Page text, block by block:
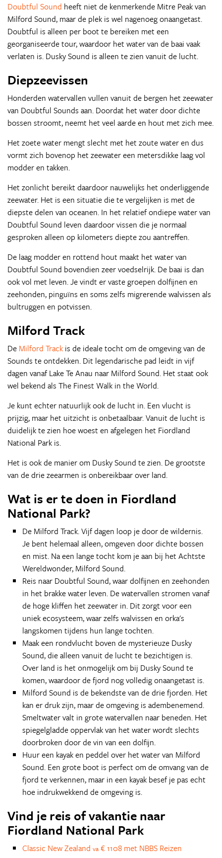
Doubtful Sound heeft niet de kenmerkende Mitre Peak van
Milford Sound, maar de plek is wel nagenoeg onaangetast.
Doubtful is alleen per boot te bereiken met een
georganiseerde tour, waardoor het water van de baai vaak
verlaten is. Dusky Sound is alleen te zien vanuit de lucht.
Diepzeevissen
Honderden watervallen vullen vanuit de bergen het zeewater
van Doubtful Sounds aan. Doordat het water door dichte
bossen stroomt, neemt het veel aarde en hout met zich mee.
Het zoete water mengt slecht met het zoute water en dus
vormt zich bovenop het zeewater een metersdikke laag vol
modder en takken.
Het zonlicht bereikt daardoor nauwelijks het onderliggende
zeewater. Het is een situatie die te vergelijken is met de
diepste delen van oceanen. In het relatief ondiepe water van
Doubtful Sound leven daardoor vissen die je normaal
gesproken alleen op kilometers diepte zou aantreffen.
De laag modder en rottend hout maakt het water van
Doubtful Sound bovendien zeer voedselrijk. De baai is dan
ook vol met leven. Je vindt er vaste groepen dolfijnen en
zeehonden, pinguïns en soms zelfs migrerende walvissen als
bultruggen en potvissen.
Milford Track
De Milford Track is de ideale tocht om de omgeving van de
Sounds te ontdekken. Dit legendarische pad leidt in vijf
dagen vanaf Lake Te Anau naar Milford Sound. Het staat ook
wel bekend als The Finest Walk in the World.
Je kunt echter natuurlijk ook de lucht in. Een vlucht is
prijzig, maar het uitzicht is onbetaalbaar. Vanuit de lucht is
duidelijk te zien hoe woest en afgelegen het Fiordland
National Park is.
Het is ook de manier om Dusky Sound te zien. De grootste
van de drie zeearmen is onbereikbaar over land.
Wat is er te doen in Fiordland
National Park?
De Milford Track. Vijf dagen loop je door de wildernis.
Je bent helemaal alleen, omgeven door dichte bossen
en mist. Na een lange tocht kom je aan bij het Achtste
Wereldwonder, Milford Sound.
Reis naar Doubtful Sound, waar dolfijnen en zeehonden
in het brakke water leven. De watervallen stromen vanaf
de hoge kliffen het zeewater in. Dit zorgt voor een
uniek ecosysteem, waar zelfs walvissen en orka's
langskomen tijdens hun lange tochten.
Maak een rondvlucht boven de mysterieuze Dusky
Sound, die alleen vanuit de lucht te bezichtigen is.
Over land is het onmogelijk om bij Dusky Sound te
komen, waardoor de fjord nog volledig onaangetast is.
Milford Sound is de bekendste van de drie fjorden. Het
kan er druk zijn, maar de omgeving is adembenemend.
Smeltwater valt in grote watervallen naar beneden. Het
spiegelgladde oppervlak van het water wordt slechts
doorbroken door de vin van een dolfijn.
Huur een kayak en peddel over het water van Milford
Sound. Een grote boot is perfect om de omvang van de
fjord te verkennen, maar in een kayak besef je pas echt
hoe indrukwekkend de omgeving is.
Vind je reis of vakantie naar
Fiordland National Park
Classic New Zealand va € 1108 met NBBS Reizen